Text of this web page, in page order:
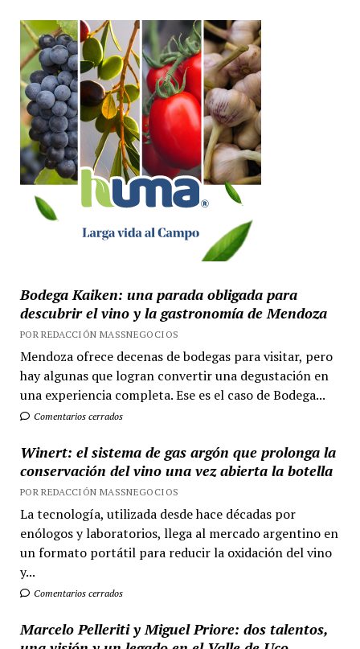
Bodega Kaiken: una parada obligada para
descubrir el vino y la gastronomía de Mendoza
POR REDACCIÓN MASSNEGOCIOS
Mendoza ofrece decenas de bodegas para visitar, pero
hay algunas que logran convertir una degustación en
una experiencia completa. Ese es el caso de Bodega...
Comentarios cerrados
Winert: el sistema de gas argón que prolonga la
conservación del vino una vez abierta la botella
POR REDACCIÓN MASSNEGOCIOS
La tecnología, utilizada desde hace décadas por
enólogos y laboratorios, llega al mercado argentino en
un formato portátil para reducir la oxidación del vino
y...
Comentarios cerrados
Marcelo Pelleriti y Miguel Priore: dos talentos,